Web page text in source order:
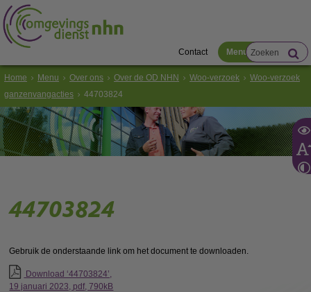
Contact Menu
Home Menu Over ons Over de OD NHN Woo-verzoek
Woo-verzoek
ganzenvangacties
44703824
44703824
Gebruik de onderstaande link om het document te downloaden.
Download ‘44703824’,
19 januari 2023, pdf, 790kB